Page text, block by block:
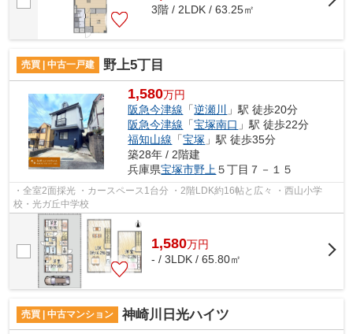
3階 / 2LDK / 63.25㎡
売買 | 中古一戸建 野上5丁目
1,580万円
阪急今津線 「逆瀬川
」駅 徒歩20分
阪急今津線 「宝塚南口 」駅 徒歩22分
福知山線 「宝塚 」駅 徒歩35分
築28年 / 2階建
兵庫県宝塚市野上 ５丁目７－１５
・全室2面採光 ・カースペース1台分 ・2階LDK約16帖と広々 ・西山小学
校・光ガ丘中学校
1,580万円
- / 3LDK / 65.80㎡
売買 | 中古マンション 神崎川日光ハイツ